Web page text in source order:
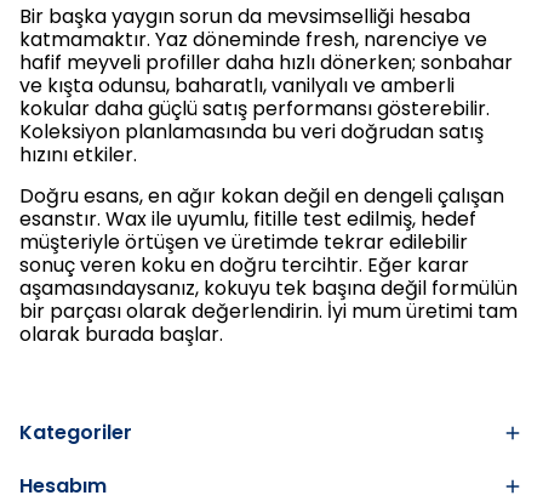
Bir başka yaygın sorun da mevsimselliği hesaba
katmamaktır. Yaz döneminde fresh, narenciye ve
hafif meyveli profiller daha hızlı dönerken; sonbahar
ve kışta odunsu, baharatlı, vanilyalı ve amberli
kokular daha güçlü satış performansı gösterebilir.
Koleksiyon planlamasında bu veri doğrudan satış
hızını etkiler.
Doğru esans, en ağır kokan değil en dengeli çalışan
esanstır. Wax ile uyumlu, fitille test edilmiş, hedef
müşteriyle örtüşen ve üretimde tekrar edilebilir
sonuç veren koku en doğru tercihtir. Eğer karar
aşamasındaysanız, kokuyu tek başına değil formülün
bir parçası olarak değerlendirin. İyi mum üretimi tam
olarak burada başlar.
Kategoriler
Hesabım